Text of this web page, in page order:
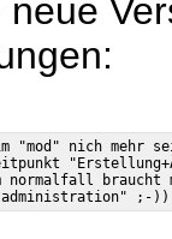
"mod" nich mehr
braucht